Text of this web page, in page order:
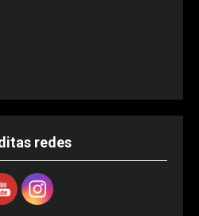
redes